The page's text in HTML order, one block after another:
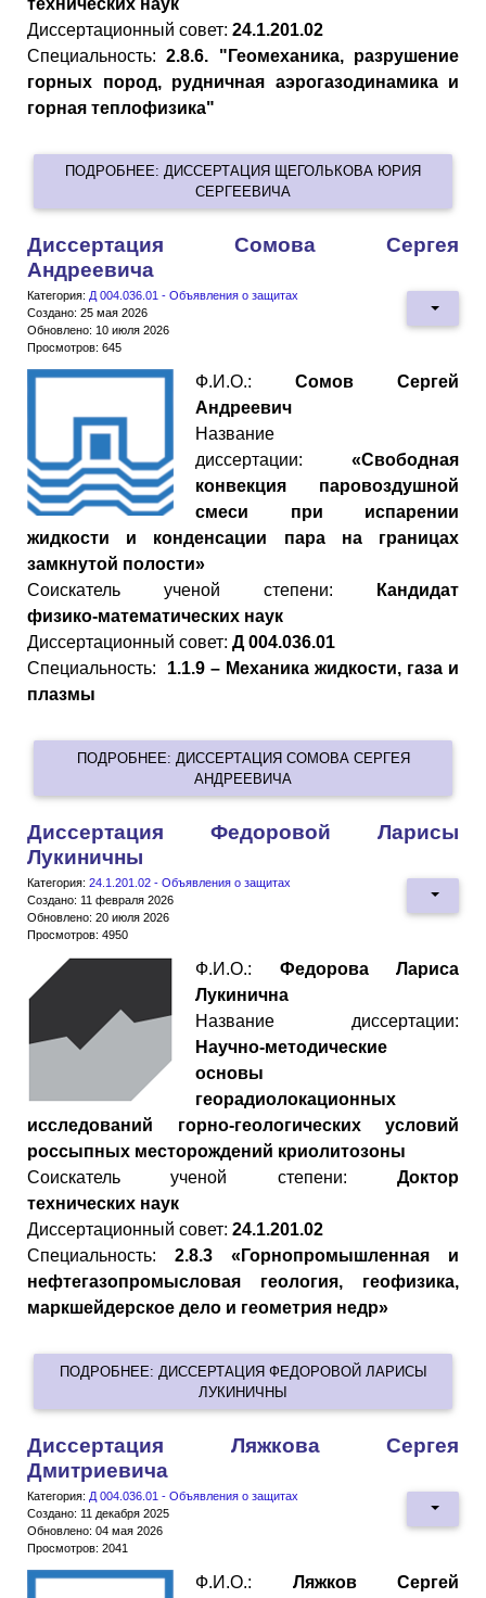
Диссертационный совет: 24.1.201.02
Специальность:2.8.6. "Геомеханика, разрушение
горных пород, рудничная аэрогазодинамика и
горная теплофизика"
ПОДРОБНЕЕ: ДИССЕРТАЦИЯ ЩЕГОЛЬКОВА ЮРИЯ
СЕРГЕЕВИЧА
Диссертация Сомова Сергея
Андреевича
Категория: Д 004.036.01 - Объявления о защитах
Создано: 25 мая 2026
Обновлено: 10 июля 2026
Просмотров: 645
Ф.И.О.: Сомов Сергей
Андреевич
Название
диссертации: «Свободная
конвекция паровоздушной
смеси при испарении
жидкости и конденсации пара на границах
замкнутой полости»
Cоискатель ученой степени:
Кандидат
физико-математических наук
Диссертационный совет: Д 004.036.01
Специальность: 1.1.9 – Механика жидкости, газа и
плазмы
ПОДРОБНЕЕ: ДИССЕРТАЦИЯ СОМОВА СЕРГЕЯ
АНДРЕЕВИЧА
Диссертация Федоровой Ларисы
Лукиничны
Категория: 24.1.201.02 - Объявления о защитах
Создано: 11 февраля 2026
Обновлено: 20 июля 2026
Просмотров: 4950
Ф.И.О.: Федорова Лариса
Лукинична
Название диссертации:
Научно-методические
основы
георадиолокационных
исследований горно-геологических условий
россыпных месторождений криолитозоны
Cоискатель ученой степени: Доктор
технических наук
Диссертационный совет: 24.1.201.02
Специальность: 2.8.3 «Горнопромышленная и
нефтегазопромысловая геология, геофизика,
маркшейдерское дело и геометрия недр»
ПОДРОБНЕЕ: ДИССЕРТАЦИЯ ФЕДОРОВОЙ ЛАРИСЫ
ЛУКИНИЧНЫ
Диссертация Ляжкова Сергея
Дмитриевича
Категория: Д 004.036.01 - Объявления о защитах
Создано: 11 декабря 2025
Обновлено: 04 мая 2026
Просмотров: 2041
Ф.И.О.: Ляжков Сергей